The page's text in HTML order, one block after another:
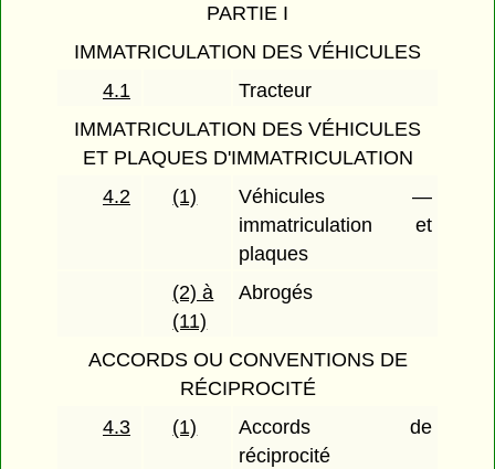
PARTIE I
IMMATRICULATION DES VÉHICULES
4.1
Tracteur
IMMATRICULATION DES VÉHICULES
ET PLAQUES D'IMMATRICULATION
4.2
(1)
Véhicules —
immatriculation et
plaques
(2) à
(11)
Abrogés
ACCORDS OU CONVENTIONS DE
RÉCIPROCITÉ
4.3
(1)
Accords de
réciprocité